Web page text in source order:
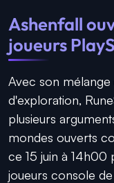
Ashenfall
joueurs
Avec son mélange
d'exploration,
plusieurs
mondes ouverts
ce 15 juin à
joueurs console